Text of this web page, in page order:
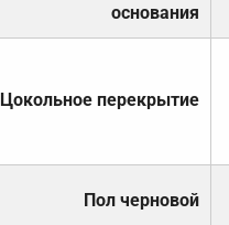
основания
Цокольное перекрытие
Пол черновой